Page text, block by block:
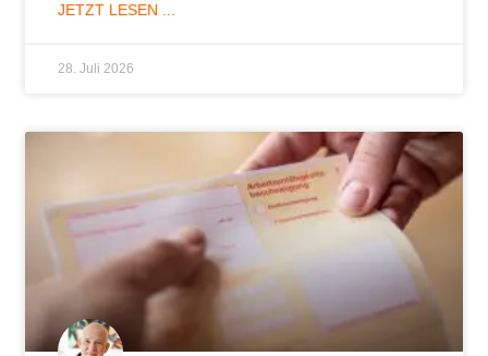
JETZT LESEN ...
28. Juli 2026